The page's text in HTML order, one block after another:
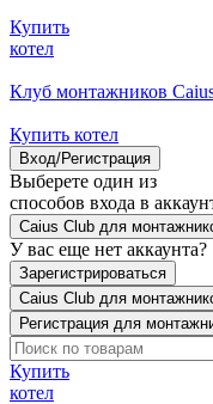
Купить
котел
Клуб монтажников
Купить котел
Вход/Регистрация
Выберете один из
способов входа в
Caius Club для
У вас еще нет аккаунта?
Зарегистрироваться
Caius Club для
Регистрация для
Купить
котел